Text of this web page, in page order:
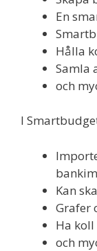
En
Hålla
Samla
och
I
Kan
Grafer
Ha
och